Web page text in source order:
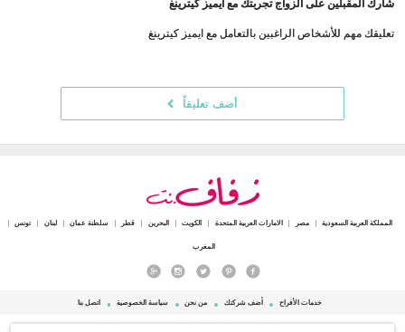
شارك المقبلين على الزواج تجربتك مع ايميز كيترينغ
تعليقك مهم للأشخاص الراغبين بالتعامل مع ايميز كيترينغ
أضف تعليقاً
المملكة العربية السعودية مصر الامارات العربية المتحدة الكويت البحرين قطر سلطنة عمان لبنان تونس
المغرب
خدمات الأفراح أضف شركتك من نحن سياسة الخصوصية اتصل بنا